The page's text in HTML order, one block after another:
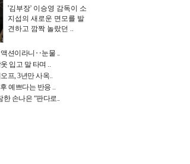
'김부장' 이승영 감독이 소
지섭의 새로운 면모를 발
견하고 깜짝 놀랐던 ..
액션이라니‥눈물 ..
입고 말 타며 ..
프, 3년만 사옥..
예쁘다는 반응 ..
한 손나은 “판다로..